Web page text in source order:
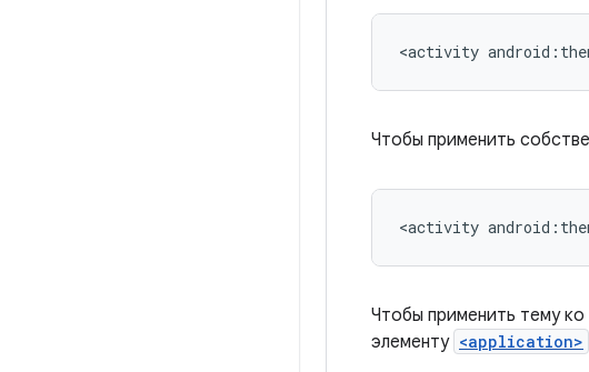
<activity
Чтобы применить
<activity
Чтобы применить тему
элементу <application>